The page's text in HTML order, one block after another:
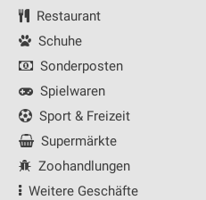
Restaurant
Schuhe
Sonderposten
Spielwaren
Sport & Freizeit
Supermärkte
Zoohandlungen
Weitere Geschäfte